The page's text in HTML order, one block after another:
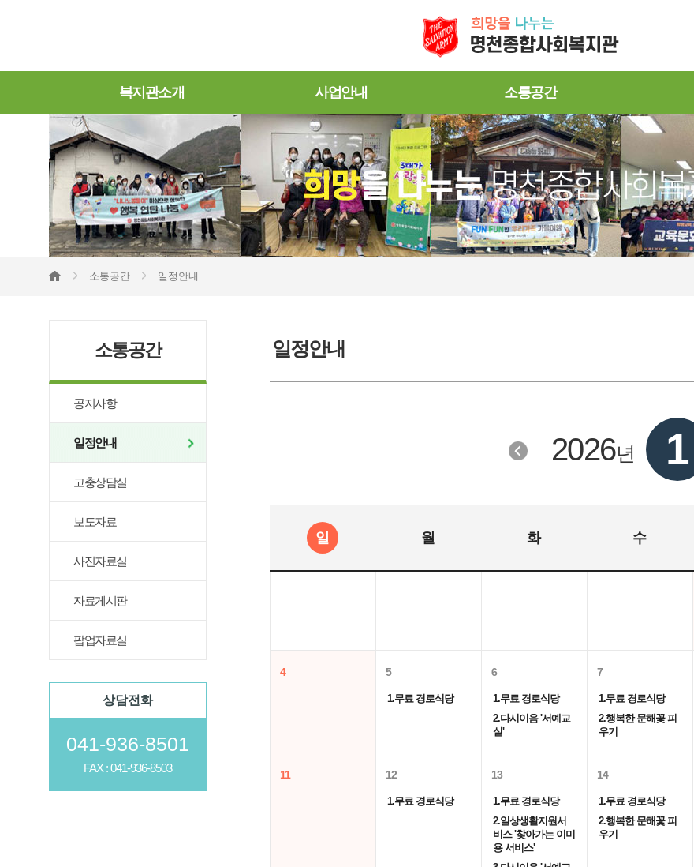
복지관소개 사업안내 소통공간
소통공간 일정안내
소통공간
공지사항
일정안내
고충상담실
보도자료
사진자료실
자료게시판
팝업자료실
상담전화
041-936-8501
FAX : 041-936-8503
일정안내
2026년 1
일 월 화 수
4 5
1.무료 경로식당
6
1.무료 경로식당
2.다시이음 '서예교
실'
7
1.무료 경로식당
2.행복한 문해꽃 피
우기
11 12
1.무료 경로식당
13
1.무료 경로식당
2.일상생활지원서
비스 '찾아가는 이미
용 서비스'
14
1.무료 경로식당
2.행복한 문해꽃 피
우기